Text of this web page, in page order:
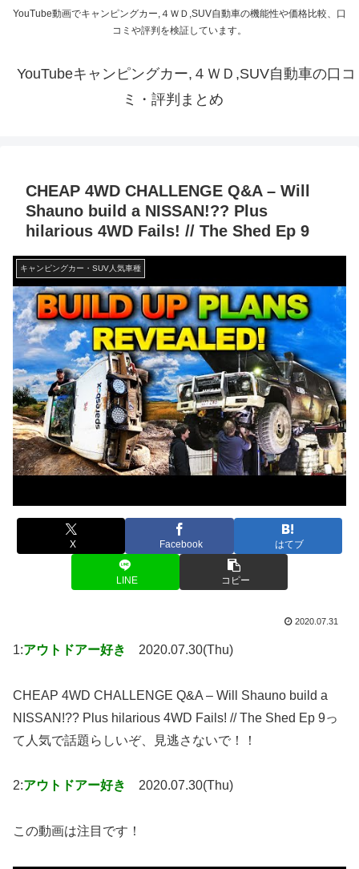
YouTube動画でキャンピングカー,４ＷＤ,SUV自動車の機能性や価格比較、口
コミや評判を検証しています。
YouTubeキャンピングカー,４ＷＤ,SUV自動車の口コ
ミ・評判まとめ
CHEAP 4WD CHALLENGE Q&A – Will
Shauno build a NISSAN!?? Plus
hilarious 4WD Fails! // The Shed Ep 9
キャンピングカー・SUV人気車種
X Facebook はてブ
LINE コピー
2020.07.31
1:アウトドアー好き 2020.07.30(Thu)
CHEAP 4WD CHALLENGE Q&A – Will Shauno build a
NISSAN!?? Plus hilarious 4WD Fails! // The Shed Ep 9っ
て人気で話題らしいぞ、見逃さないで！！
2:アウトドアー好き 2020.07.30(Thu)
この動画は注目です！